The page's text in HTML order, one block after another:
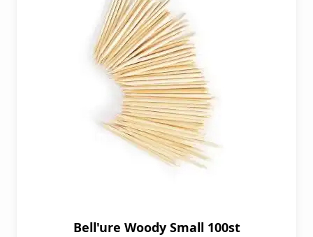
Long Wear Top Coatmet ProLight-
technologie wordt de lak zelfs sterker onder
invloed van natuurlijk licht, voor extra
bescherming, glans en een frisse look tussen
afspraken door. ​ Werk je in een salon in
België of Nederland en zoek je een nagellak
die snel werkt, lang mooi blijft en makkelijk
te verwijderen is? Dan is CND™ Vinylux™ de
logische aanvulling op je CND™ Shellac™
seizoenskleuren willen uitproberen of snel
Bell'ure Woody Small 100st